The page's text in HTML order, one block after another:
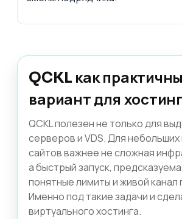
QCKL как
вариант для
QCKL полезен не только для
серверов и VDS. Для небольших
сайтов важнее не сложная
а быстрый запуск,
понятные лимиты и живой
Именно под такие задачи и
виртуального хостинга.